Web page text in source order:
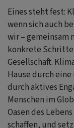
Eines steht fest:
wenn sich auch
wir ‒ gemeinsam
konkrete
Gesellschaft.
Hause durch
durch aktives
Menschen im
Oasen des
schaffen, und